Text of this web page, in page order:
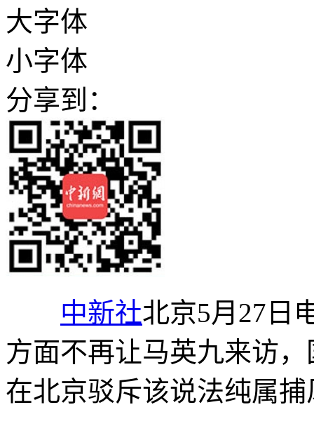
大字体
小字体
分享到：
中新社北京5月27日
方面不再让马英九来访
在北京驳斥该说法纯属